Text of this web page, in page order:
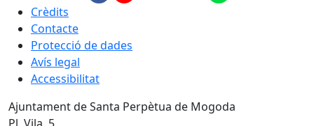
Crèdits
Contacte
Protecció de dades
Avís legal
Accessibilitat
Ajuntament de Santa Perpètua de Mogoda